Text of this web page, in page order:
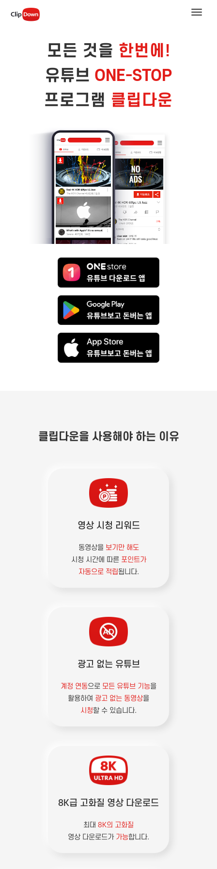
Toggle
모든 것을 한번에!
유튜브 ONE-STOP
프로그램 클립다운
클립다운을 사용해야 하는 이유
영상 시청 리워드
동영상을 보기만 해도
시청 시간에 따른 포인트가
자동으로 적립됩니다.
광고 없는 유튜브
계정 연동으로 모든 유튜브 기능을
활용하여 광고 없는 동영상을
시청할 수 있습니다.
8K급 고화질 영상 다운로드
최대 8K의 고화질
영상 다운로드가 가능합니다.